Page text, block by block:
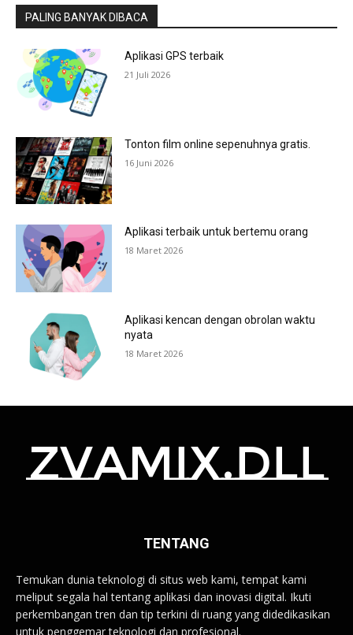
PALING BANYAK DIBACA
Aplikasi GPS terbaik
21 Juli 2026
Tonton film online sepenuhnya gratis.
16 Juni 2026
Aplikasi terbaik untuk bertemu orang
18 Maret 2026
Aplikasi kencan dengan obrolan waktu
nyata
18 Maret 2026
zvamix.dll
TENTANG
Temukan dunia teknologi di situs web kami, tempat kami
meliput segala hal tentang aplikasi dan inovasi digital. Ikuti
perkembangan tren dan tip terkini di ruang yang didedikasikan
untuk penggemar teknologi dan profesional.